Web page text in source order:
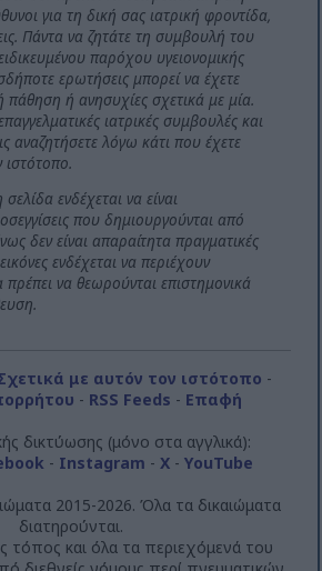
για τη δική σας ιατρική φροντίδα,
Πάντα να ζητάτε τη συμβουλή του
παρόχου υγειονομικής
ερωτήσεις μπορεί να έχετε
πάθηση ή ανησυχίες σχετικά με μία.
ιατρικές συμβουλές και
αναζητήσετε λόγω κάτι που έχετε
ιστότοπο.
ενδέχεται να είναι
που δημιουργούνται από
δεν είναι απαραίτητα πραγματικές
ενδέχεται να περιέχουν
πρέπει να θεωρούνται επιστημονικά
με αυτόν τον ιστότοπο -
- RSS Feeds - Επαφή
δικτύωσης (μόνο στα αγγλικά):
- Instagram - X- YouTube
2015-2026. Όλα τα δικαιώματα
διατηρούνται.
τόπος και όλα τα περιεχόμενά του